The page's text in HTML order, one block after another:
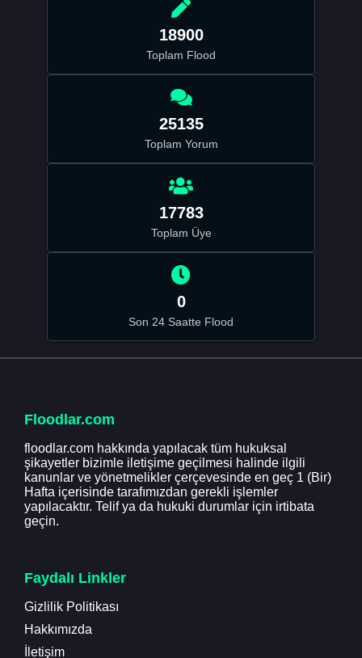
18900
Toplam Flood
25135
Toplam Yorum
17783
Toplam Üye
0
Son 24 Saatte Flood
Floodlar.com
floodlar.com hakkında yapılacak tüm hukuksal
şikayetler bizimle iletişime geçilmesi halinde ilgili
kanunlar ve yönetmelikler çerçevesinde en geç 1 (Bir)
Hafta içerisinde tarafımızdan gerekli işlemler
yapılacaktır. Telif ya da hukuki durumlar için irtibata
geçin.
Faydalı Linkler
Gizlilik Politikası
Hakkımızda
İletişim